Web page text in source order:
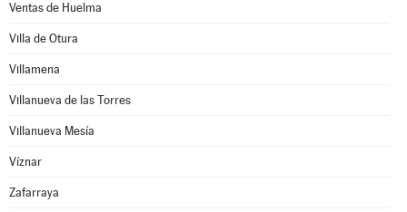
Ventas de Huelma
Villa de Otura
Villamena
Villanueva de las Torres
Villanueva Mesía
Víznar
Zafarraya